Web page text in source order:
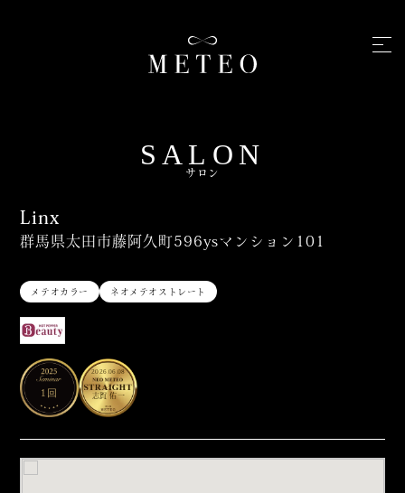
SALON
サロン
Linx
群馬県太田市藤阿久町596ysマンション101
メテオカラー ネオメテオストレート
1回
2026.06.08
志賀 佑一